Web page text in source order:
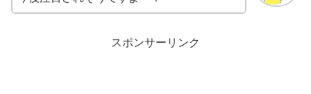
スポンサーリンク